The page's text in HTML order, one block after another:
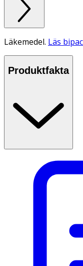
Läkemedel. Läs
Produktfakta